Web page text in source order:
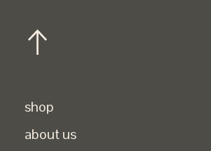
shop
about us